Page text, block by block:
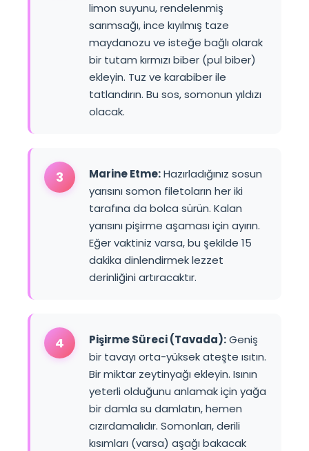
limon suyunu, rendelenmiş
sarımsağı, ince kıyılmış taze
maydanozu ve isteğe bağlı olarak
bir tutam kırmızı biber (pul biber)
ekleyin. Tuz ve karabiber ile
tatlandırın. Bu sos, somonun yıldızı
olacak.
3 Marine Etme:Hazırladığınız sosun
yarısını somon filetoların her iki
tarafına da bolca sürün. Kalan
yarısını pişirme aşaması için ayırın.
Eğer vaktiniz varsa, bu şekilde 15
dakika dinlendirmek lezzet
derinliğini artıracaktır.
4 Pişirme Süreci (Tavada):Geniş
bir tavayı orta-yüksek ateşte ısıtın.
Bir miktar zeytinyağı ekleyin. Isının
yeterli olduğunu anlamak için yağa
bir damla su damlatın, hemen
cızırdamalıdır. Somonları, derili
kısımları (varsa) aşağı bakacak